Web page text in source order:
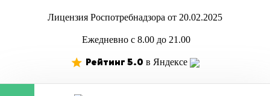
Лицензия Роспотребнадзора от 20.02.2025
Ежедневно с 8.00 до 21.00
Рейтинг 5.0 в Яндексе